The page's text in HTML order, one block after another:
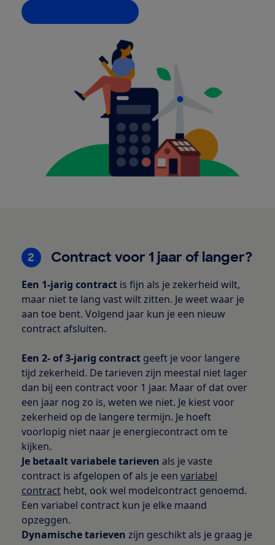
2 Contract voor 1 jaar of langer?
Een 1-jarig contractis fijn als je zekerheid wilt,
maar niet te lang vast wilt zitten. Je weet waar je
aan toe bent. Volgend jaar kun je een nieuw
contract afsluiten.
Een 2- of 3-jarig contract geeft je voor langere
tijd zekerheid. De tarieven zijn meestal niet lager
dan bij een contract voor 1 jaar. Maar of dat over
een jaar nog zo is, weten we niet. Je kiest voor
zekerheid op de langere termijn. Je hoeft
voorlopig niet naar je energiecontract om te
kijken.
Je betaalt variabele tarieven als je vaste
contract is afgelopen of als je een variabel
contracthebt, ook wel modelcontract genoemd.
Een variabel contract kun je elke maand
opzeggen.
Dynamische tarieven zijn geschikt als je graag je